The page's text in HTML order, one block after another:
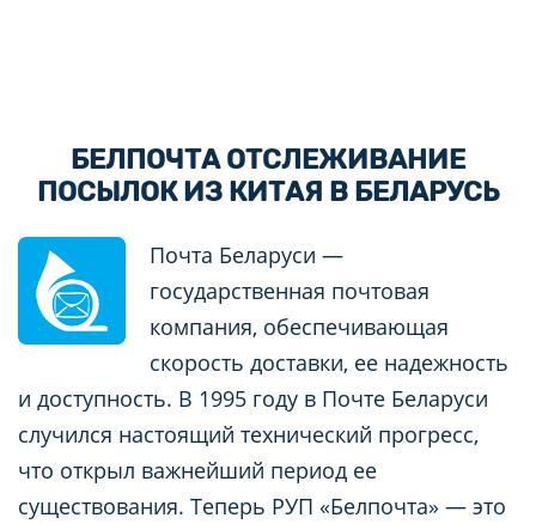
БЕЛПОЧТА ОТСЛЕЖИВАНИЕ
ПОСЫЛОК ИЗ КИТАЯ В БЕЛАРУСЬ
Почта Беларуси —
государственная почтовая
компания, обеспечивающая
скорость доставки, ее надежность
и доступность. В 1995 году в Почте Беларуси
случился настоящий технический прогресс,
что открыл важнейший период ее
существования. Теперь РУП «Белпочта» — это